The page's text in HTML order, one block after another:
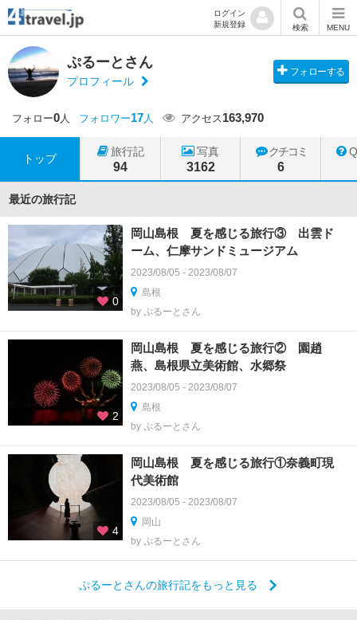
ログイン
新規登録
検索 MENU
ぷるーとさん
プロフィール
フォローする
フォロー0人 フォロワー17人 アクセス163,970
トップ
旅行記
94
写真
3162
クチコミ
6
最近の旅行記
0
岡山島根 夏を感じる旅行③ 出雲ド
ーム、仁摩サンドミュージアム
2023/08/05 - 2023/08/07
島根
by ぷるーとさん
2
岡山島根 夏を感じる旅行② 園趙
燕、島根県立美術館、水郷祭
2023/08/05 - 2023/08/07
島根
by ぷるーとさん
4
岡山島根 夏を感じる旅行①奈義町現
代美術館
2023/08/05 - 2023/08/07
岡山
by ぷるーとさん
ぷるーとさんの旅行記をもっと見る